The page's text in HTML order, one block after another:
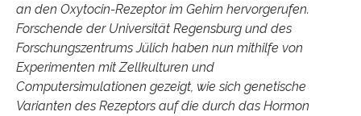
an den Oxytocin-Rezeptor im Gehirn hervorgerufen.
Forschende der Universität Regensburg und des
Forschungszentrums Jülich haben nun mithilfe von
Experimenten mit Zellkulturen und
Computersimulationen gezeigt, wie sich genetische
Varianten des Rezeptors auf die durch das Hormon